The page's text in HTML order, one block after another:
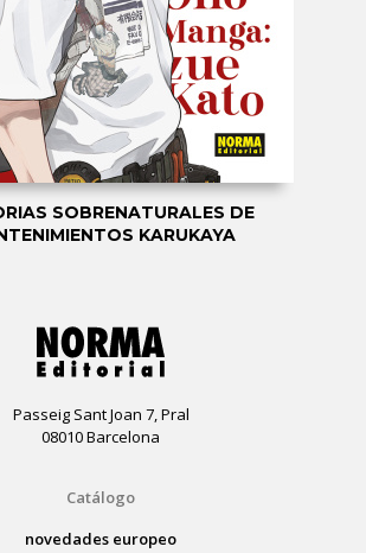
SOBRENATURALES DE
KARUKAYA
Passeig Sant Joan 7, Pral
08010 Barcelona
Catálogo
novedades europeo